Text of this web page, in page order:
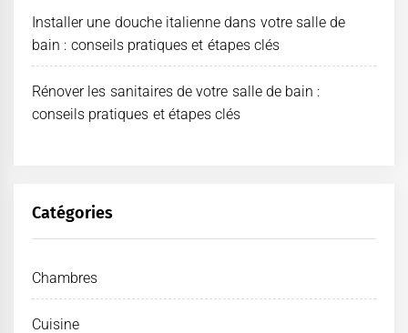
Installer une douche italienne dans votre salle de
bain : conseils pratiques et étapes clés
Rénover les sanitaires de votre salle de bain :
conseils pratiques et étapes clés
Catégories
Chambres
Cuisine